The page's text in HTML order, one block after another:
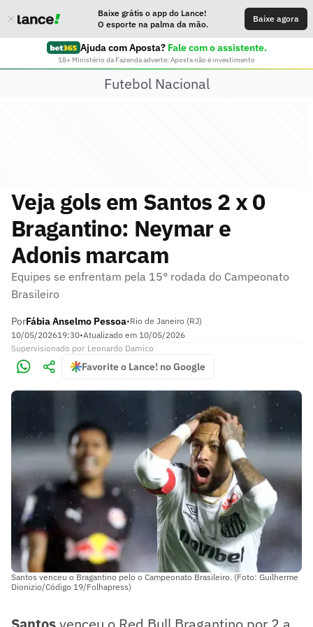
Baixe grátis o app do Lance!
O esporte na palma da mão.
Baixe agora
Ajuda com Aposta? Fale com o assistente.
18+ Ministério da Fazenda adverte: Aposta não é investimento
Futebol Nacional
Veja gols em Santos 2 x 0
Bragantino: Neymar e
Adonis marcam
Equipes se enfrentam pela 15° rodada do Campeonato
Brasileiro
PorFábia Anselmo Pessoa•Rio de Janeiro (RJ)
10/05/202619:30•Atualizado em 10/05/2026
Supervisionado por Leonardo Damico
Favorite o Lance! no Google
Santos venceu o Bragantino pelo o Campeonato Brasileiro. (Foto: Guilherme
Dionizio/Código 19/Folhapress)